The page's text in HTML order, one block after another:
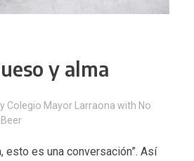
y alma
Colegio Mayor Larraona with No
esto es una conversación”. Así